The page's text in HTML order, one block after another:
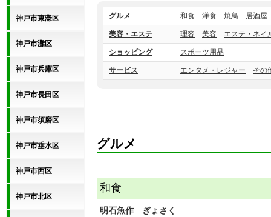
神戸市東灘区
神戸市灘区
神戸市兵庫区
神戸市長田区
神戸市須磨区
神戸市垂水区
神戸市西区
神戸市北区
グルメ 和食 洋食 焼鳥 居酒屋
美容・エステ 理容 美容 エステ・ネイ
ショッピング スポーツ用品
サービス エンタメ・レジャー その
グルメ
和食
明石魚作 ぎょさく